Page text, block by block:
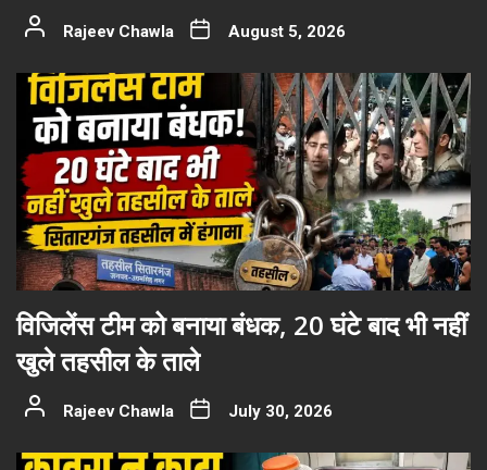
Rajeev Chawla August 5, 2026
विजिलेंस टीम को बनाया बंधक, 20 घंटे बाद भी नहीं
खुले तहसील के ताले
Rajeev Chawla July 30, 2026